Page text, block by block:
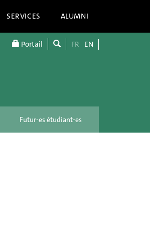
SERVICES ALUMNI
Portail FR EN
Futur-es étudiant-es